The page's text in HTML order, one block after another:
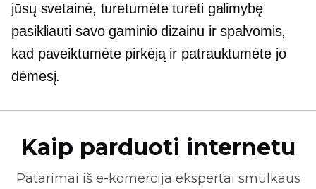
jūsų svetainė, turėtumėte turėti galimybę
pasikliauti savo gaminio dizainu ir spalvomis,
kad paveiktumėte pirkėją ir patrauktumėte jo
dėmesį.
Kaip parduoti internetu
Patarimai iš e-komercija ekspertai smulkaus